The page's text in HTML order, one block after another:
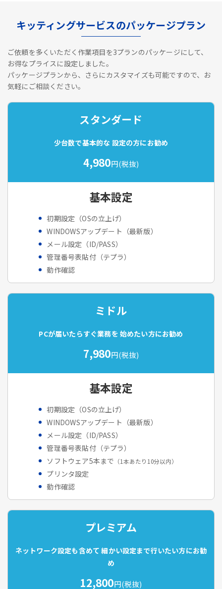
キッティングサービスのパッケージプラン
ご依頼を多くいただく作業項目を3プランのパッケージにして、
お得なプライスに設定しました。
パッケージプランから、さらにカスタマイズも可能ですので、お
気軽にご相談ください。
スタンダード
少台数で基本的な 設定の方にお勧め
4,980円(税抜)
基本設定
初期設定（OSの立上げ）
WINDOWSアップデート（最新版）
メール設定（ID/PASS）
管理番号表貼付（テプラ）
動作確認
ミドル
PCが届いたらすぐ業務を 始めたい方にお勧め
7,980円(税抜)
基本設定
初期設定（OSの立上げ）
WINDOWSアップデート（最新版）
メール設定（ID/PASS）
管理番号表貼付（テプラ）
ソフトウェア5本まで （1本あたり10分以内）
プリンタ設定
動作確認
プレミアム
ネットワーク設定も含めて 細かい設定まで行いたい方にお勧
め
12,800円(税抜)